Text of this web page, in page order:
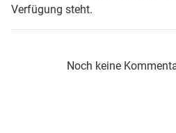
Verfügung steht.
Noch keine